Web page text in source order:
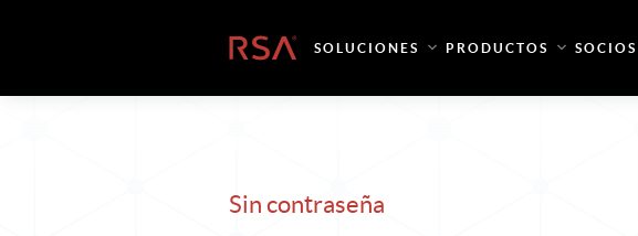
Inicio SOLUCIONES PRODUCTOS SOCIOS
Sin contraseña